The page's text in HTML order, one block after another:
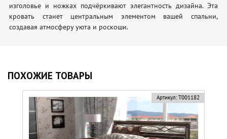
изголовье и ножках подчёркивают элегантность дизайна. Эта
кровать станет центральным элементом вашей спальни,
создавая атмосферу уюта и роскоши.
ПОХОЖИЕ ТОВАРЫ
Артикул: Т001182